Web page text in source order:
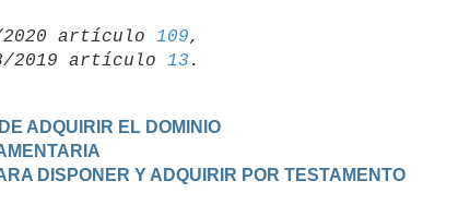
2020 artículo 109,
08/2019 artículo
13
ADQUIRIR EL DOMINIO
DISPONER Y ADQUIRIR POR TESTAMENTO